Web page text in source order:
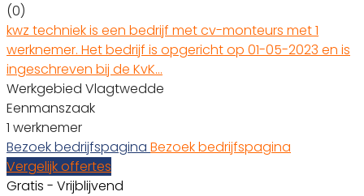
(0)
kwz techniek is een bedrijf met cv-monteurs met 1
werknemer. Het bedrijf is opgericht op 01-05-2023 en is
ingeschreven bij de KvK…
Werkgebied Vlagtwedde
Eenmanszaak
1 werknemer
Bezoek bedrijfspagina Bezoek bedrijfspagina
Vergelijk offertes
Gratis - Vrijblijvend